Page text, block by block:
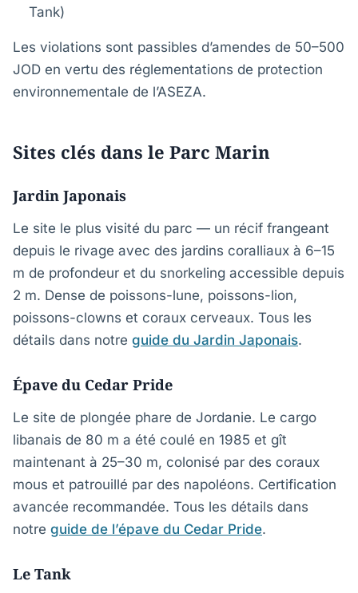
Tank)
Les violations sont passibles d’amendes de 50–500
JOD en vertu des réglementations de protection
environnementale de l’ASEZA.
Sites clés dans le Parc Marin
Jardin Japonais
Le site le plus visité du parc — un récif frangeant
depuis le rivage avec des jardins coralliaux à 6–15
m de profondeur et du snorkeling accessible depuis
2 m. Dense de poissons-lune, poissons-lion,
poissons-clowns et coraux cerveaux. Tous les
détails dans notre guide du Jardin Japonais.
Épave du Cedar Pride
Le site de plongée phare de Jordanie. Le cargo
libanais de 80 m a été coulé en 1985 et gît
maintenant à 25–30 m, colonisé par des coraux
mous et patrouillé par des napoléons. Certification
avancée recommandée. Tous les détails dans
notre guide de l’épave du Cedar Pride.
Le Tank